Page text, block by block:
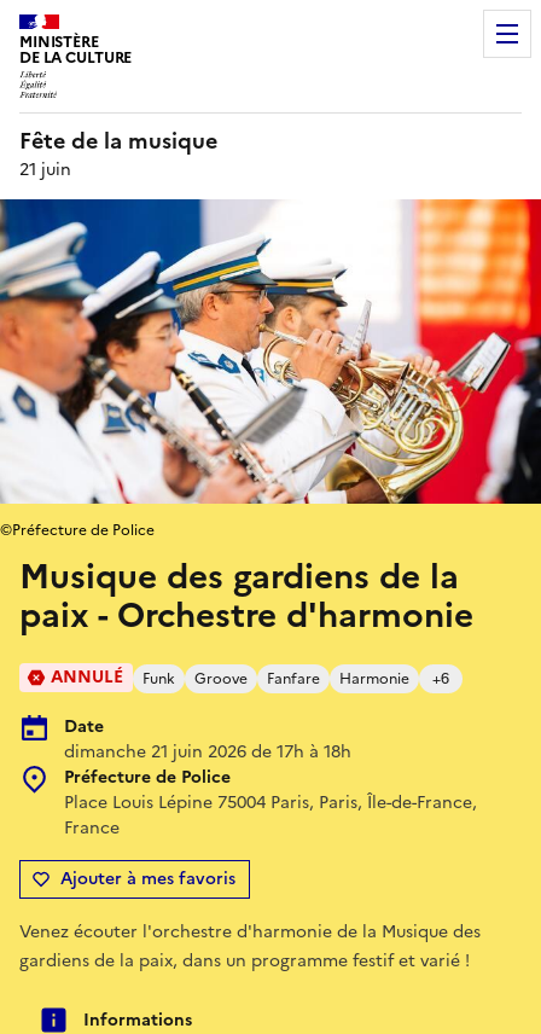
MINISTÈRE
DE LA CULTURE
Fête de la musique
21 juin
Musique des gardiens de la
paix - Orchestre d'harmonie
ANNULÉ Funk Groove Fanfare Harmonie +6
Date
dimanche 21 juin 2026 de 17h à 18h
Préfecture de Police
Place Louis Lépine 75004 Paris, Paris, Île-de-France,
France
Ajouter à mes favoris
©Préfecture de Police
Venez écouter l'orchestre d'harmonie de la Musique des
gardiens de la paix, dans un programme festif et varié !
Informations